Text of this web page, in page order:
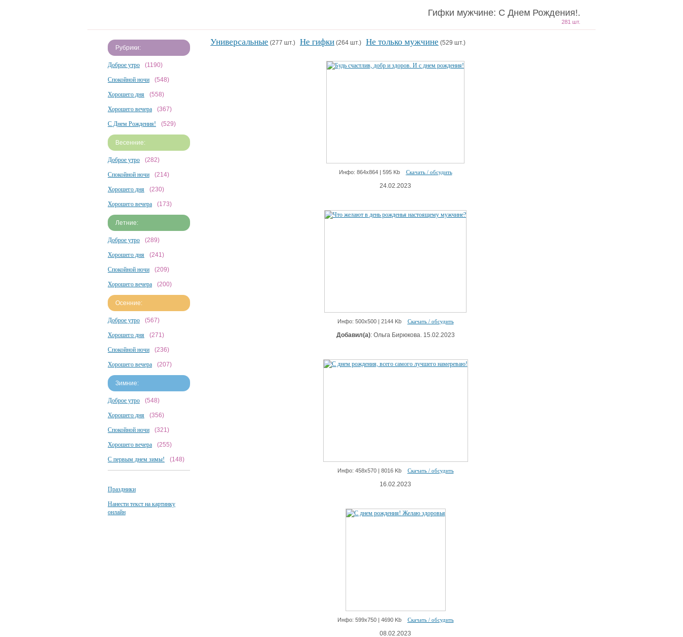
Гифки мужчине: С Днем Рождения!.
281 шт.
Рубрики:
Доброе утро (1190)
Спокойной ночи (548)
Хорошего дня (558)
Хорошего вечера (367)
С Днем Рождения! (529)
Весенние:
Доброе утро (282)
Спокойной ночи (214)
Хорошего дня (230)
Хорошего вечера (173)
Летние:
Доброе утро (289)
Хорошего дня (241)
Спокойной ночи (209)
Хорошего вечера (200)
Осенние:
Доброе утро (567)
Хорошего дня (271)
Спокойной ночи (236)
Хорошего вечера (207)
Зимние:
Доброе утро (548)
Хорошего дня (356)
Спокойной ночи (321)
Хорошего вечера (255)
С первым днем зимы! (148)
Праздники
Нанести текст на картинку
онлайн
Универсальные (277 шт.) Не гифки (264 шт.) Не только мужчине (529 шт.)
Инфо: 864х864 | 595 Kb Скачать / обсудить
24.02.2023
Инфо: 500х500 | 2144 Kb Скачать / обсудить
Добавил(а): Ольга Бирюкова. 15.02.2023
Инфо: 458х570 | 8016 Kb Скачать / обсудить
16.02.2023
Инфо: 599х750 | 4690 Kb Скачать / обсудить
08.02.2023